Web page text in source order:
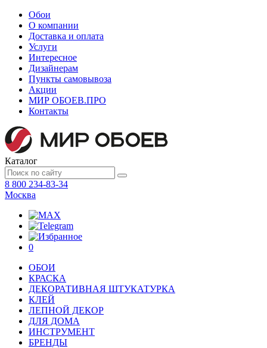
Обои
О компании
Доставка и оплата
Услуги
Интересное
Дизайнерам
Пункты самовывоза
Акции
МИР ОБОЕВ.ПРО
Контакты
Каталог
8 800 234-83-34
Москва
0
ОБОИ
КРАСКА
ДЕКОРАТИВНАЯ ШТУКАТУРКА
КЛЕЙ
ЛЕПНОЙ ДЕКОР
ДЛЯ ДОМА
ИНСТРУМЕНТ
БРЕНДЫ